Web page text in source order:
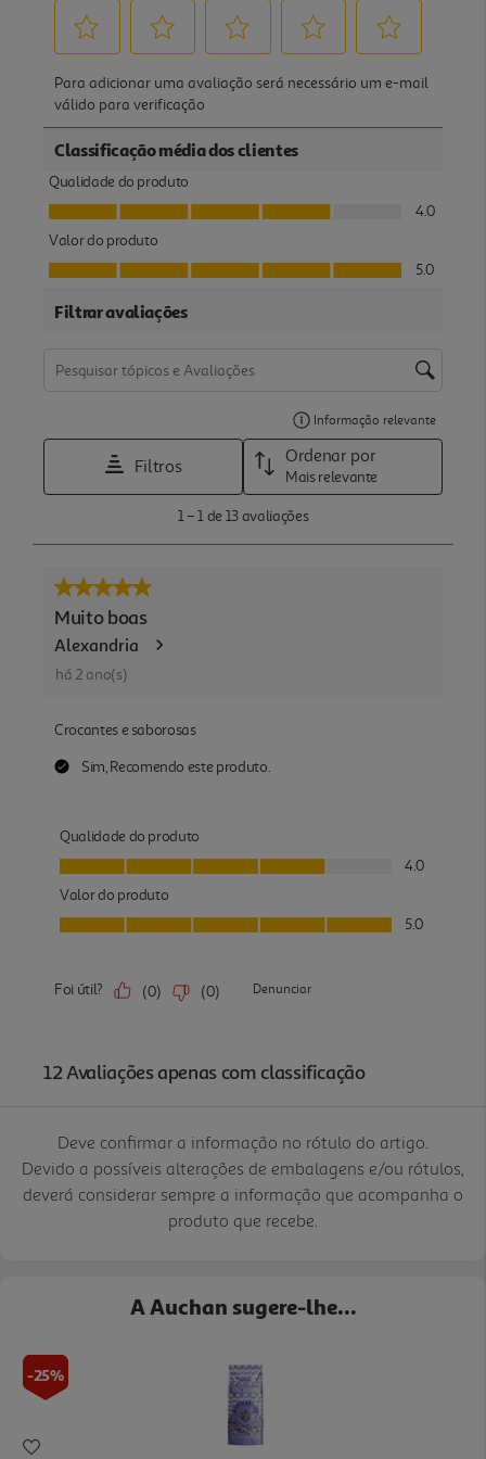
Deve confirmar a informação no rótulo do artigo.
Devido a possíveis alterações de embalagens e/ou rótulos,
deverá considerar sempre a informação que acompanha o
produto que recebe.
A Auchan sugere-lhe...
-25%